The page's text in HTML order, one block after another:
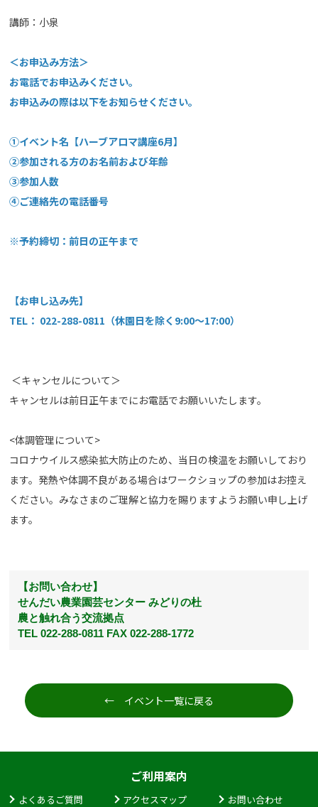
講師：小泉
＜お申込み方法＞
お電話でお申込みください。
お申込みの際は以下をお知らせください。
①イベント名【ハーブアロマ講座6月】
②参加される方のお名前および年齢
③参加人数
④ご連絡先の電話番号
※予約締切：前日の正午まで
【お申し込み先】
TEL： 022-288-0811（休園日を除く9:00～17:00）
＜キャンセルについて＞
キャンセルは前日正午までにお電話でお願いいたします。
<体調管理について>
コロナウイルス感染拡大防止のため、当日の検温をお願いしており
ます。発熱や体調不良がある場合はワークショップの参加はお控え
ください。みなさまのご理解と協力を賜りますようお願い申し上げ
ます。
【お問い合わせ】
せんだい農業園芸センター みどりの杜
農と触れ合う交流拠点
TEL 022-288-0811 FAX 022-288-1772
← イベント一覧に戻る
ご利用案内
よくあるご質問 アクセスマップ お問い合わせ